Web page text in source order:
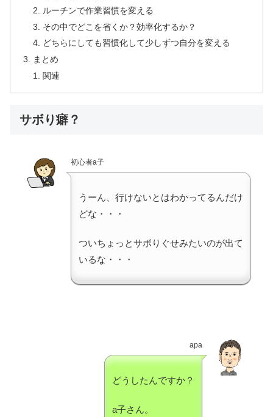
ルーチンで作業習慣を変える
その中でどこを省くか？効率化するか？
どちらにしても習慣化して少しずつ自分を変える
まとめ
関連
サボり癖？
初心者a子
うーん、行けないとはわかってるんだけ
どな・・・
ついちょっとサボりぐせみたいのが出て
いるな・・・
apa
どうしたんですか？
a子さん。